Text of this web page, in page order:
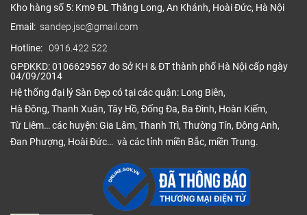
Sàn gỗ
Kronoswiss
1380*116*12
1380*193*12
Sàn gỗ
Kronopol
1380*191*12
1845*188*12
Sàn gỗ
1380*156*12
1380*190*12
640.000
850.000
Kho hàng số 5: Km9 ĐL Thăng Long, An Khánh, Hoài Đức, Hà Nội
Email: sandep.jsc@gmail.com
Hotline: 0916.422.522
GPĐKKD: 0106629567 do Sở KH & ĐT thành phố Hà Nội cấp ngày
04/09/2014
Hệ thống đại lý Sàn Đẹp có tại các quận: Long Biên,
Hà Đông, Thanh Xuân, Tây Hồ, Đống Đa, Ba Đình, Hoàn Kiếm,
Từ Liêm… các huyện: Gia Lâm, Thanh Trì, Thường Tín, Đông Anh,
Đan Phượng, Hoài Đức… và các tỉnh miền Bắc, miền Trung.